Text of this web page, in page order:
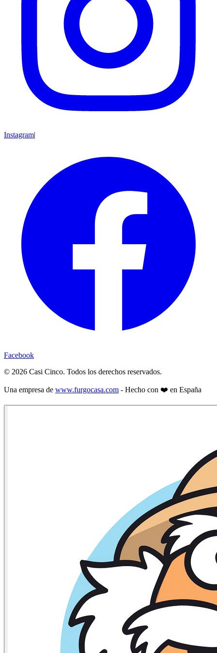
Instagram|
Facebook
© 2026 Casi Cinco. Todos los derechos reservados.
Una empresa de www.furgocasa.com - Hecho con ❤️ en España